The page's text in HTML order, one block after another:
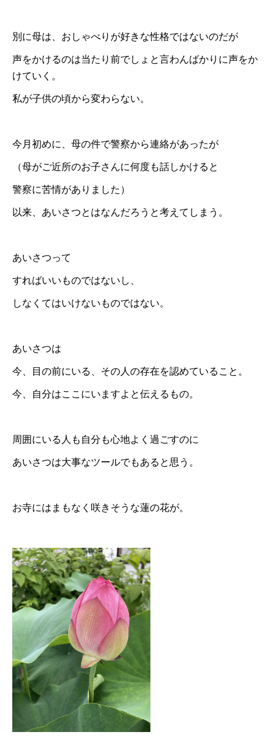
別に母は、おしゃべりが好きな性格ではないのだが
声をかけるのは当たり前でしょと言わんばかりに声をか
けていく。
私が子供の頃から変わらない。
今月初めに、母の件で警察から連絡があったが
（母がご近所のお子さんに何度も話しかけると
警察に苦情がありました）
以来、あいさつとはなんだろうと考えてしまう。
あいさつって
すればいいものではないし、
しなくてはいけないものではない。
あいさつは
今、目の前にいる、その人の存在を認めていること。
今、自分はここにいますよと伝えるもの。
周囲にいる人も自分も心地よく過ごすのに
あいさつは大事なツールでもあると思う。
お寺にはまもなく咲きそうな蓮の花が。